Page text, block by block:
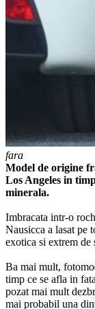
fara
Model de origine
Los Angeles in
minerala.
Imbracata intr-o
Nausicca a lasat pe
exotica si extrem de
Ba mai mult,
timp ce se afla in
pozat mai mult
mai probabil una